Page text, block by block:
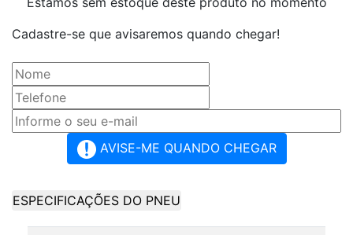
Cadastre-se que avisaremos quando chegar!
AVISE-ME QUANDO CHEGAR
ESPECIFICAÇÕES DO PNEU